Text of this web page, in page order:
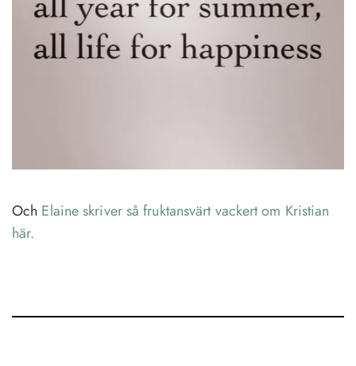
Och Elaine skriver så fruktansvärt vackert om Kristian
här.